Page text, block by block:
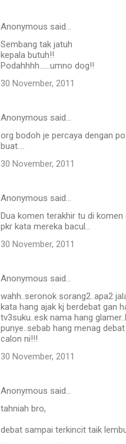
Anonymous said…
Sembang tak jatuh
kepala butuh!!
Podahhhh......umno dog!!
30 November, 2011
Anonymous said…
org bodoh je percaya dengan
buat....
30 November, 2011
Anonymous said…
Dua komen terakhir tu di
pkr kata mereka bacul...
30 November, 2011
Anonymous said…
wahh..seronok sorang2..apa2
kata hang ajak kj berdebat gan
tv3suku..esk nama hang
punye..sebab hang menag
calon ni!!!
30 November, 2011
Anonymous said…
tahniah bro,
debat sampai terkincit taik